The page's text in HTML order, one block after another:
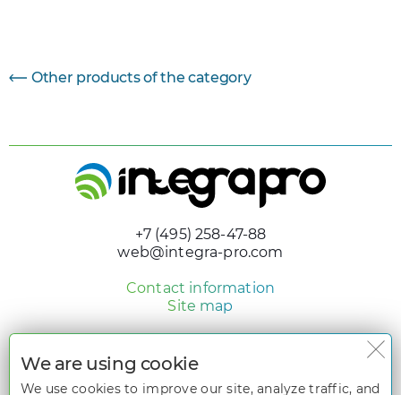
Other products of the category
+7 (495) 258-47-88
web@integra-pro.com
Contact information
Site map
Design and development
nologostudio.ru
We are using cookie
We use cookies to improve our site, analyze traffic, and